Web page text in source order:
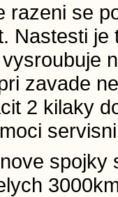
razeni se
Nastesti
zavade
2 kilaky